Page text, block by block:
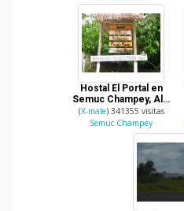
Hostal El Portal en
Semuc Champey, Alta
Verapaz
(X-male) 341355 visitas
Semuc Champey